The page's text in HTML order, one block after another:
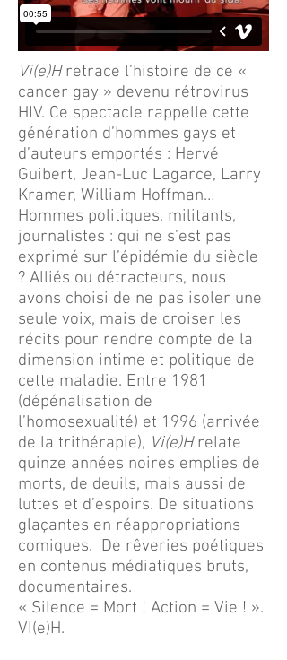
Vi(e)Hretrace l’histoire de ce «
cancer gay » devenu rétrovirus
HIV. Ce spectacle rappelle cette
génération d’hommes gays et
d’auteurs emportés : Hervé
Guibert, Jean-Luc Lagarce, Larry
Kramer, William Hoffman…
Hommes politiques, militants,
journalistes : qui ne s’est pas
exprimé sur l’épidémie du siècle
? Alliés ou détracteurs, nous
avons choisi de ne pas isoler une
seule voix, mais de croiser les
récits pour rendre compte de la
dimension intime et politique de
cette maladie. Entre 1981
(dépénalisation de
l’homosexualité) et 1996 (arrivée
de la trithérapie), Vi(e)Hrelate
quinze années noires emplies de
morts, de deuils, mais aussi de
luttes et d’espoirs. De situations
glaçantes en réappropriations
comiques. De rêveries poétiques
en contenus médiatiques bruts,
documentaires.
« Silence = Mort ! Action = Vie ! ».
VI(e)H.